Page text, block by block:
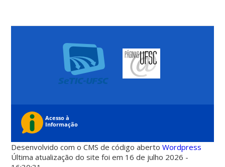
Desenvolvido com o CMS de código abertoWordpress
Última atualização do site foi em 16 de julho 2026 -